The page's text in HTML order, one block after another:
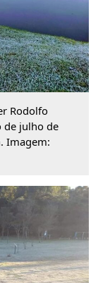
Rodolfo
de julho de
Imagem: